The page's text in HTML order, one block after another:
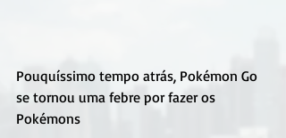
Pouquíssimo tempo atrás, Pokémon Go
se tornou uma febre por fazer os
Pokémons